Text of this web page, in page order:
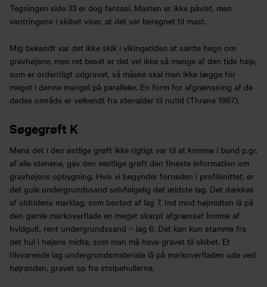
Tegningen side 33 er dog fantasi. Masten er ikke påvist, men
vantringene i skibet viser, at det var beregnet til mast.
Mig bekendt var det ikke skik i vikingetiden at sætte hegn om
gravhøjene, men ret beset er det vel ikke så mange af den tids høje,
som er ordentligt udgravet, så måske skal man ikke lægge for
meget i denne mangel på paralleler. En form for afgrænsning af de
dødes område er velkendt fra stenalder til nutid (Thrane 1967).
Søgegrøft K
Mens det i den østlige grøft ikke rigtigt var til at komme i bund p.gr.
af alle stenene, gav den vestlige grøft den fineste information om
gravhøjens opbygning. Hvis vi begynder forneden i profilsnittet, er
det gule undergrundssand selvfølgelig det ældste lag. Det dækkes
af oldtidens marklag, som bestod af lag 7. Ind mod højmidten lå på
den gamle markoverflade en meget skarpt afgrænset lomme af
hvidgult, rent undergrundssand – lag 6. Det kan kun stamme fra
det hul i højens midte, som man må have gravet til skibet. Et
tilsvarende lag undergrundsmateriale lå på markoverfladen ude ved
højranden, gravet op fra stolpehullerne.